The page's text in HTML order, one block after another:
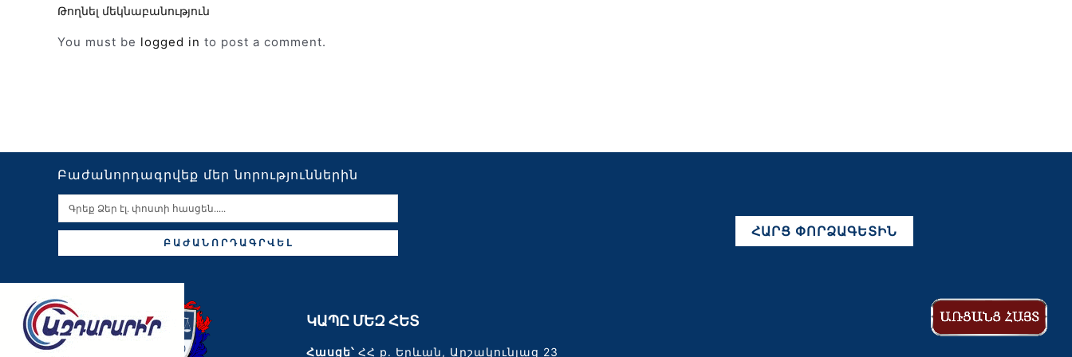
Թողնել մեկնաբանություն
You must be logged in to post a comment.
Բաժանորդագրվեք մեր նորություններին
ՀԱՐՑ ՓՈՐՁԱԳԵՏԻՆ
ԲԱԺԱՆՈՐԴԱԳՐՎԵԼ
ԿԱՊԸ ՄԵԶ ՀԵՏ
Հասցե՝ՀՀ ք. Երևան, Արշակունյաց 23